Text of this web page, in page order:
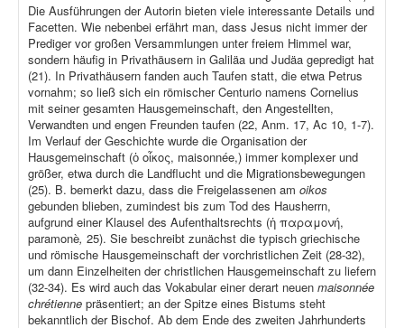
Die Ausführungen der Autorin bieten viele interessante Details und
Facetten. Wie nebenbei erfährt man, dass Jesus nicht immer der
Prediger vor großen Versammlungen unter freiem Himmel war,
sondern häufig in Privathäusern in Galiläa und Judäa gepredigt hat
(21). In Privathäusern fanden auch Taufen statt, die etwa Petrus
vornahm; so ließ sich ein römischer Centurio namens Cornelius
mit seiner gesamten Hausgemeinschaft, den Angestellten,
Verwandten und engen Freunden taufen (22, Anm. 17, Ac 10, 1-7).
Im Verlauf der Geschichte wurde die Organisation der
Hausgemeinschaft (ὁ οἶκος, maisonnée,) immer komplexer und
größer, etwa durch die Landflucht und die Migrationsbewegungen
(25). B. bemerkt dazu, dass die Freigelassenen am oikos
gebunden blieben, zumindest bis zum Tod des Hausherrn,
aufgrund einer Klausel des Aufenthaltsrechts (ἡ παραμονή,
paramonè, 25). Sie beschreibt zunächst die typisch griechische
und römische Hausgemeinschaft der vorchristlichen Zeit (28-32),
um dann Einzelheiten der christlichen Hausgemeinschaft zu liefern
(32-34). Es wird auch das Vokabular einer derart neuen maisonnée
chrétienne präsentiert; an der Spitze eines Bistums steht
bekanntlich der Bischof. Ab dem Ende des zweiten Jahrhunderts